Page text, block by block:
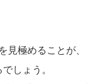
を見極めることが、
しょう。